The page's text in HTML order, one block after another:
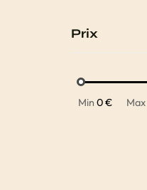
Prix
Min 0 € Max